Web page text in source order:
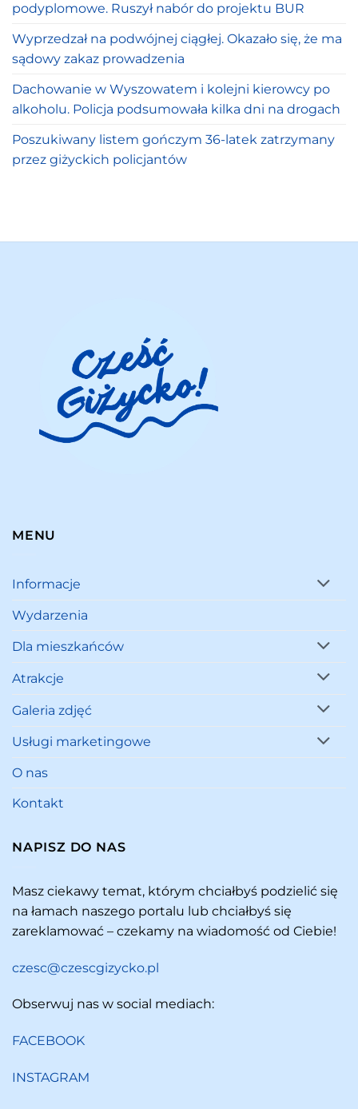
podyplomowe. Ruszył nabór do projektu BUR
Wyprzedzał na podwójnej ciągłej. Okazało się, że ma
sądowy zakaz prowadzenia
Dachowanie w Wyszowatem i kolejni kierowcy po
alkoholu. Policja podsumowała kilka dni na drogach
Poszukiwany listem gończym 36-latek zatrzymany
przez giżyckich policjantów
MENU
Informacje
Wydarzenia
Dla mieszkańców
Atrakcje
Galeria zdjęć
Usługi marketingowe
O nas
Kontakt
NAPISZ DO NAS
Masz ciekawy temat, którym chciałbyś podzielić się
na łamach naszego portalu lub chciałbyś się
zareklamować – czekamy na wiadomość od Ciebie!
czesc@czescgizycko.pl
Obserwuj nas w social mediach:
FACEBOOK
INSTAGRAM